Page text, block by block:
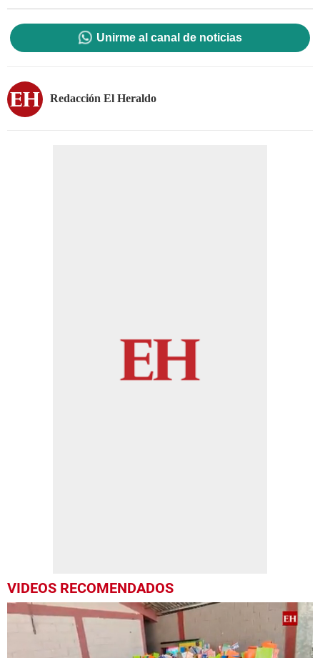
Unirme al canal de noticias
Redacción El Heraldo
VIDEOS RECOMENDADOS